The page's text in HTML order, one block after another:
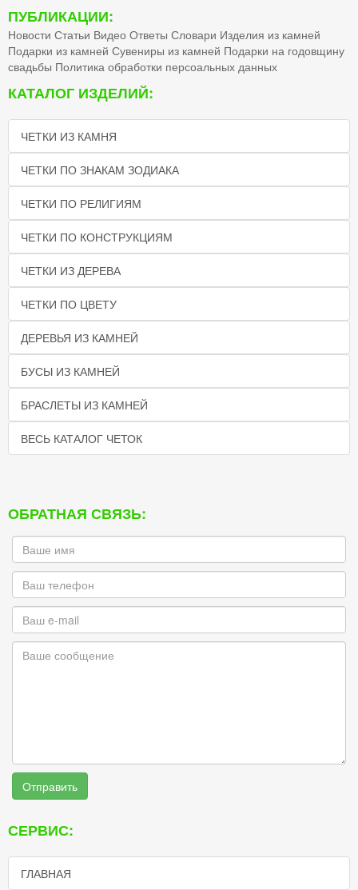
ПУБЛИКАЦИИ:
Новости Статьи Видео Ответы Словари Изделия из камней
Подарки из камней Сувениры из камней Подарки на годовщину
свадьбы Политика обработки персоальных данных
КАТАЛОГ ИЗДЕЛИЙ:
ЧЕТКИ ИЗ КАМНЯ
ЧЕТКИ ПО ЗНАКАМ ЗОДИАКА
ЧЕТКИ ПО РЕЛИГИЯМ
ЧЕТКИ ПО КОНСТРУКЦИЯМ
ЧЕТКИ ИЗ ДЕРЕВА
ЧЕТКИ ПО ЦВЕТУ
ДЕРЕВЬЯ ИЗ КАМНЕЙ
БУСЫ ИЗ КАМНЕЙ
БРАСЛЕТЫ ИЗ КАМНЕЙ
ВЕСЬ КАТАЛОГ ЧЕТОК
ОБРАТНАЯ СВЯЗЬ:
Отправить
СЕРВИС:
ГЛАВНАЯ